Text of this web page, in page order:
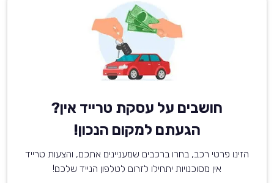
חושבים על עסקת טרייד אין?
הגעתם למקום הנכון!
הזינו פרטי רכב, בחרו ברכבים שמעניינים אתכם, והצעות טרייד
אין מסוכנויות יתחילו לזרום לטלפון הנייד שלכם!